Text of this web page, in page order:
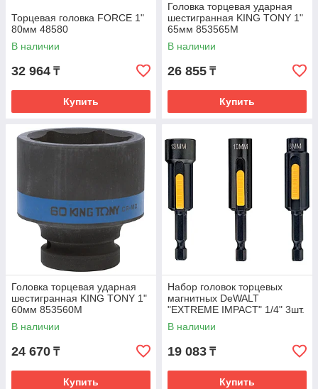
Торцевая головка FORCE 1"
80мм 48580
В наличии
32 964 ₸
Купить
Головка торцевая ударная
шестигранная KING TONY 1"
65мм 853565M
В наличии
26 855 ₸
Купить
Головка торцевая ударная
шестигранная KING TONY 1"
60мм 853560M
В наличии
24 670 ₸
Купить
Набор головок торцевых
магнитных DeWALT
"EXTREME IMPACT" 1/4" 3шт.
DT7460-QZ
В наличии
19 083 ₸
Купить